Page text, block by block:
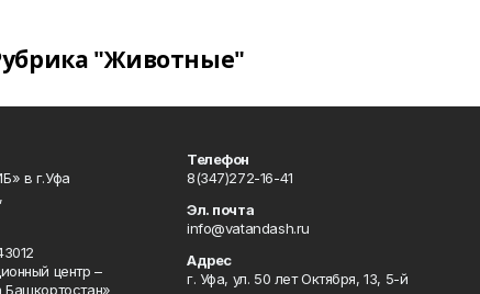
"Животные"
в г.Уфа
центр –
Телефон
8(347)272-16-41
Эл. почта
info@vatandash.ru
Адрес
г. Уфа, ул. 50 лет Октября, 13, 5-й